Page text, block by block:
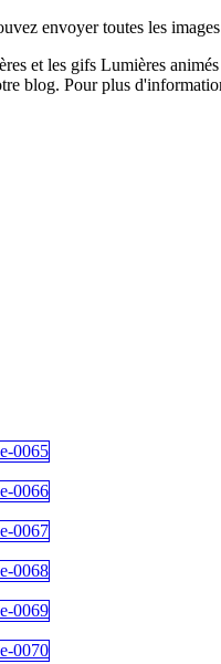
envoyer toutes les
et les gifs Lumières
blog. Pour plus